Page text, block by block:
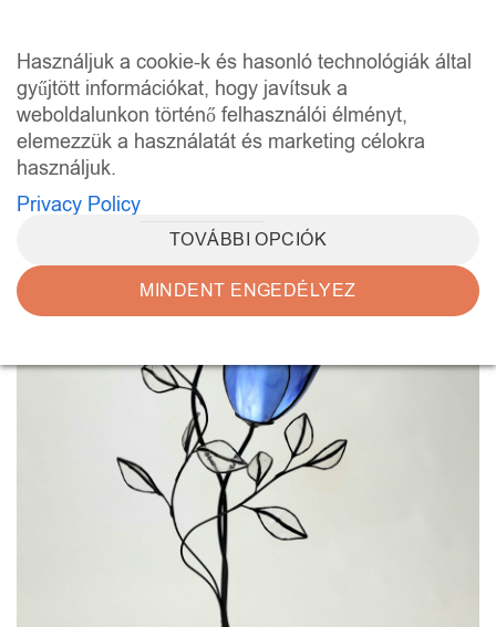
Használjuk a cookie-k és hasonló technológiák által
gyűjtött információkat, hogy javítsuk a
weboldalunkon történő felhasználói élményt,
elemezzük a használatát és marketing célokra
használjuk.
Privacy Policy
TOVÁBBI OPCIÓK
MINDENT ENGEDÉLYEZ
content